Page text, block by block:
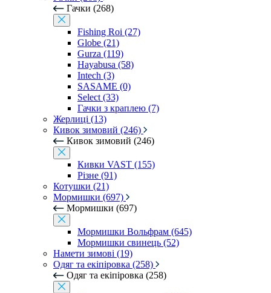
Гачки (268)
Fishing Roi (27)
Globe (21)
Gurza (119)
Hayabusa (58)
Intech (3)
SASAME (0)
Select (33)
Гачки з краплею (7)
Жерлиці (13)
Кивок зимовий (246)
Кивок зимовий (246)
Кивки VAST (155)
Різне (91)
Котушки (21)
Мормишки (697)
Мормишки (697)
Мормишки Вольфрам (645)
Мормишки свинець (52)
Намети зимові (19)
Одяг та екіпіровка (258)
Одяг та екіпіровка (258)